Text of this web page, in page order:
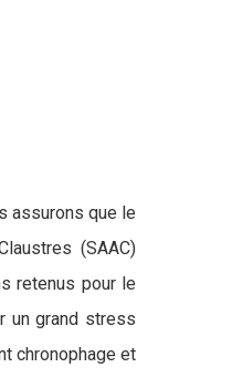
assurons que le
(SAAC)
retenus pour le
un grand stress
chronophage et